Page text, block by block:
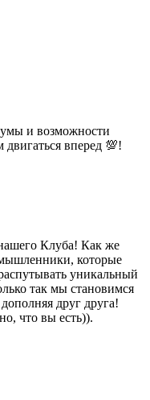
и возможности
двигаться вперед 💯!
нашего Клуба! Как же
которые
уникальный
так мы становимся
друг друга!
что вы есть)).